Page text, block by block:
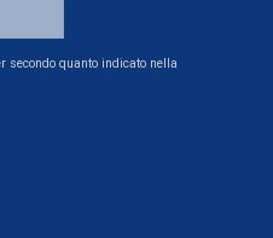
secondo quanto indicato nella